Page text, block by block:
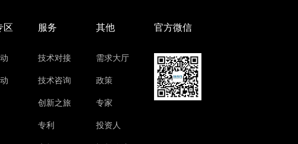
区 服务
技术对接
技术咨询
创新之旅
专利
其他
需求大厅
政策
专家
投资人
官方微信